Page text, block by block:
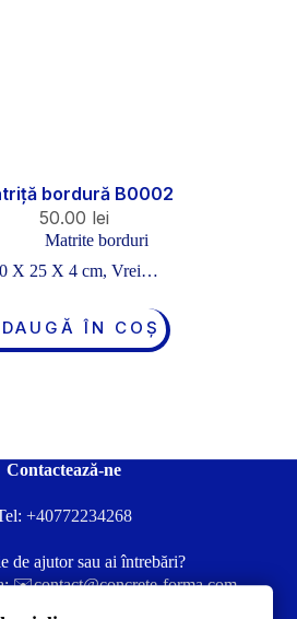
bordură B0002
50.00 lei
Matrite borduri
X 25 X 4 cm, Vrei…
ÎN COȘ
Contactează-ne
+40772234268
de ajutor sau ai întrebări?
✉️contact@concrete-forma.com